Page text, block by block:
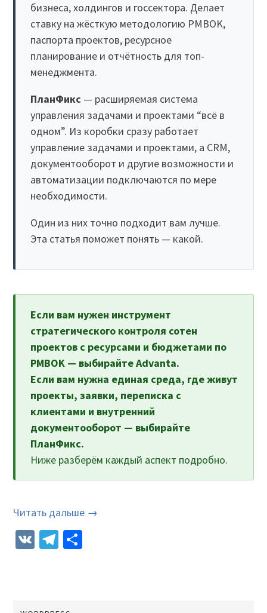
бизнеса, холдингов и госсектора. Делает
ставку на жёсткую методологию PMBOK,
паспорта проектов, ресурсное
планирование и отчётность для топ-
менеджмента.
ПланФикс — расширяемая система
управления задачами и проектами “всё в
одном”. Из коробки сразу работает
управление задачами и проектами, а CRM,
документооборот и другие возможности и
автоматизации подключаются по мере
необходимости.
Один из них точно подходит вам лучше.
Эта статья поможет понять — какой.
Если вам нужен инструмент
стратегического контроля сотен
проектов с ресурсами и бюджетами по
PMBOK — выбирайте Advanta.
Если вам нужна единая среда, где живут
проекты, заявки, переписка с
клиентами и внутренний
документооборот — выбирайте
ПланФикс.
Ниже разберём каждый аспект подробно.
Читать дальше →
VK Telegram